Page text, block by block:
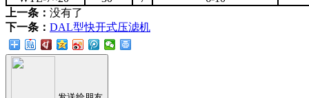
上一条： 没有了
下一条： DAL型快开式压滤机